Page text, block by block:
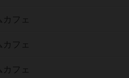
フェ
フェ
フェ